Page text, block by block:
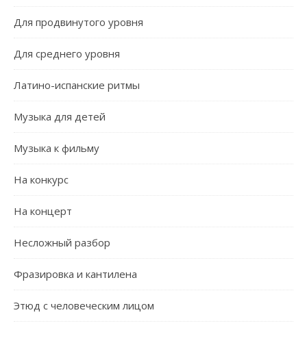
Для продвинутого уровня
Для среднего уровня
Латино-испанские ритмы
Музыка для детей
Музыка к фильму
На конкурс
На концерт
Несложный разбор
Фразировка и кантилена
Этюд с человеческим лицом